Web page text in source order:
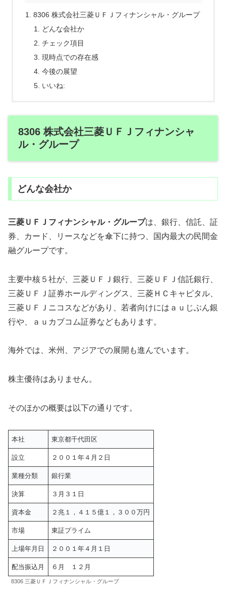
8306 株式会社三菱ＵＦＪフィナンシャル・グループ
どんな会社か
チェック項目
現時点での存在感
今後の展望
いいね:
8306 株式会社三菱ＵＦＪフィナンシャ
ル・グループ
どんな会社か
三菱ＵＦＪフィナンシャル・グループは、銀行、信託、証
券、カード、リースなどを傘下に持つ、国内最大の民間金
融グループです。
主要中核５社が、三菱ＵＦＪ銀行、三菱ＵＦＪ信託銀行、
三菱ＵＦＪ証券ホールディングス、三菱ＨＣキャピタル、
三菱ＵＦＪニコスなどがあり、若者向けにはａｕじぶん銀
行や、ａｕカブコム証券などもあります。
海外では、米州、アジアでの展開も進んでいます。
株主優待はありません。
そのほかの概要は以下の通りです。
本社 東京都千代田区
設立 ２００１年４月２日
業種分類 銀行業
決算 ３月３１日
資本金 ２兆１，４１５億１，３００万円
市場 東証プライム
上場年月日 ２００１年４月１日
配当振込月 ６月 １２月
8306 三菱ＵＦＪフィナンシャル・グループ